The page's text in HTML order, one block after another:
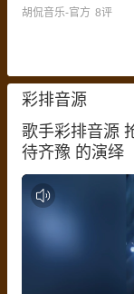
胡侃音乐-官方 8评
彩排音源
歌手彩排音源
待齐豫 的演绎